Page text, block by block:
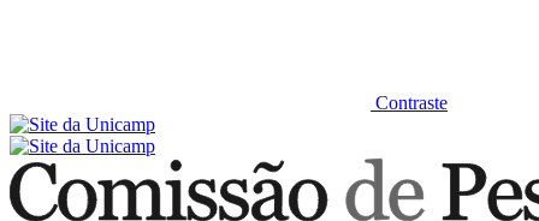
Contraste